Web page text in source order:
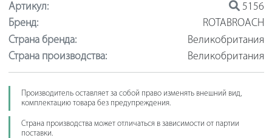
Артикул:
5156
Бренд:
ROTABROACH
Страна бренда:
Великобритания
Страна производства:
Великобритания
Производитель оставляет за собой право изменять внешний вид,
комплектацию товара без предупреждения.
Страна производства может отличаться в зависимости от партии
поставки.